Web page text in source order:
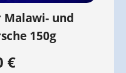
und
150g
€